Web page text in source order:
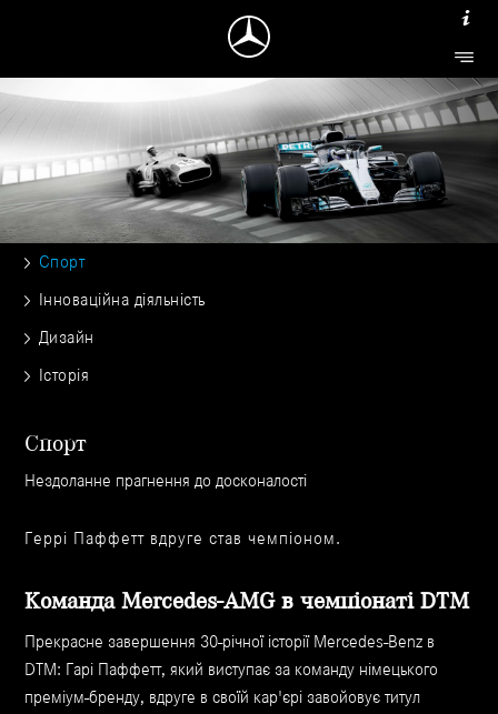
Спорт
Інноваційна діяльність
Дизайн
Історія
Спорт
Нездоланне прагнення до досконалості
Геррі Паффетт вдруге став чемпіоном.
Команда Mercedes-AMG в чемпіонаті DTM
Прекрасне завершення 30-річної історії Mercedes-Benz в
DTM: Гарі Паффетт, який виступає за команду німецького
преміум-бренду, вдруге в своїй кар'єрі завойовує титул